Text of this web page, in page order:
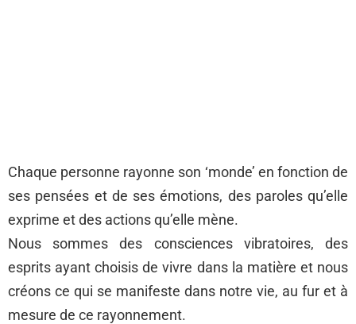
Chaque personne rayonne son ‘monde’ en fonction de
ses pensées et de ses émotions, des paroles qu’elle
exprime et des actions qu’elle mène.
Nous sommes des consciences vibratoires, des
esprits ayant choisis de vivre dans la matière et nous
créons ce qui se manifeste dans notre vie, au fur et à
mesure de ce rayonnement.